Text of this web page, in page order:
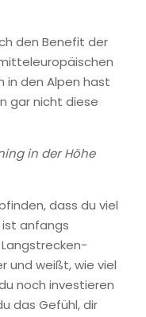
den Benefit der
in den Alpen hast
gar nicht diese
in der Höhe
dass du viel
anfangs
und weißt, wie viel
noch investieren
das Gefühl, dir